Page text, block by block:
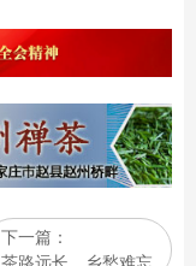
下一篇：
茶路远长，乡愁难忘